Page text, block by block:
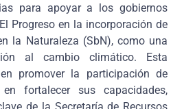
para apoyar a los gobiernos
Progreso en la incorporación de
la Naturaleza (SbN), como una
al cambio climático. Esta
promover la participación de
fortalecer sus capacidades,
de la Secretaría de Recursos